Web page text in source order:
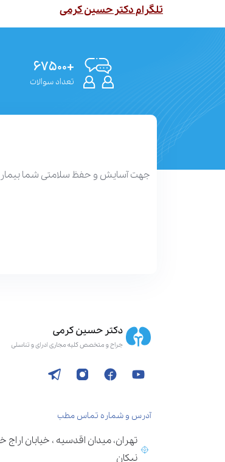
تلگرام دکتر حسین کرمی
+۶۷۵۰۰
تعداد سوالات
جهت آسایش و حفظ سلامتی شما
آدرس و شماره تماس مطب
نیکان